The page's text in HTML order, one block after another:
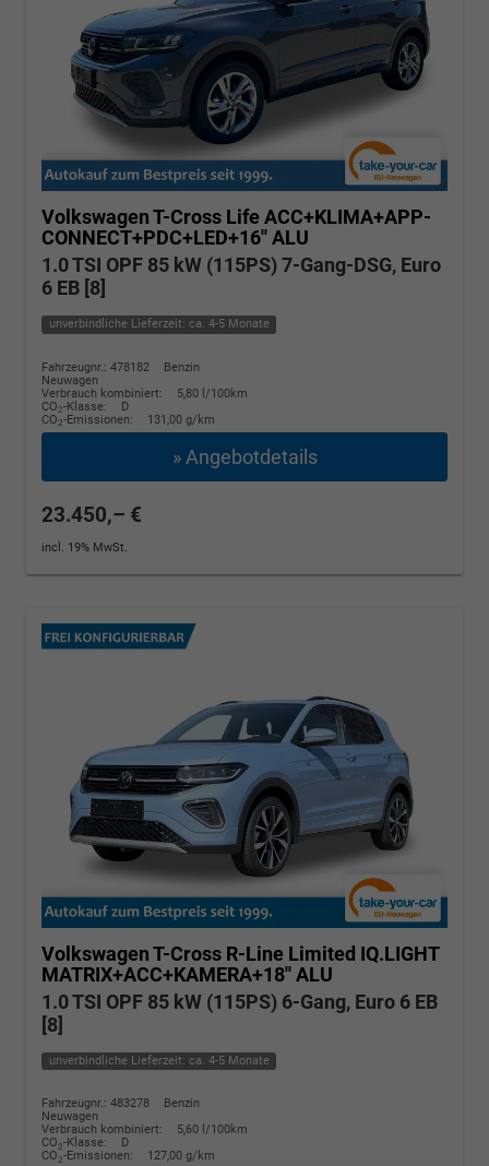
Volkswagen T-Cross Life ACC+KLIMA+APP-
CONNECT+PDC+LED+16'' ALU
1.0 TSI OPF 85 kW (115PS) 7-Gang-DSG, Euro
6 EB [8]
unverbindliche Lieferzeit: ca. 4-5 Monate
Fahrzeugnr.: 478182
Benzin
Neuwagen
Verbrauch kombiniert:
5,80 l/100km
CO2-Klasse:
D
CO2-Emissionen: 131,00 g/km
» Angebotdetails
23.450,– €
incl. 19% MwSt.
Volkswagen T-Cross R-Line Limited IQ.LIGHT
MATRIX+ACC+KAMERA+18'' ALU
1.0 TSI OPF 85 kW (115PS) 6-Gang, Euro 6 EB
[8]
unverbindliche Lieferzeit: ca. 4-5 Monate
Fahrzeugnr.: 483278
Benzin
Neuwagen
Verbrauch kombiniert:
5,60 l/100km
CO2-Klasse:
D
CO2-Emissionen: 127,00 g/km